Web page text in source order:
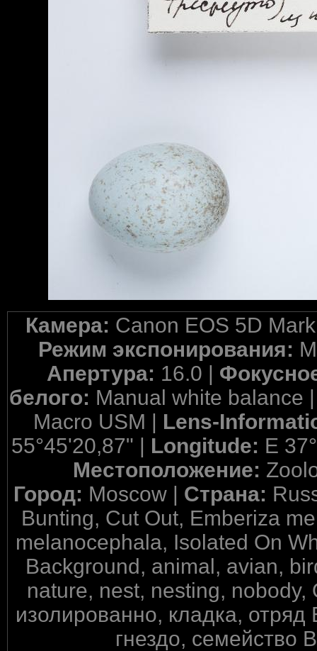
Камера: Canon EOS 5D
Режим экспонирования:
Апертура: 16.0 |
белого: Manual white balance
Macro USM | Lens-
55°45'20,87" | Longitude: E
Местоположение:
Город: Moscow | Страна:
Bunting, Cut Out, Emberiza
melanocephala, Isolated On
Background, animal, avian,
nature, nest, nesting,
изолированно, кладка,
гнездо, семейство